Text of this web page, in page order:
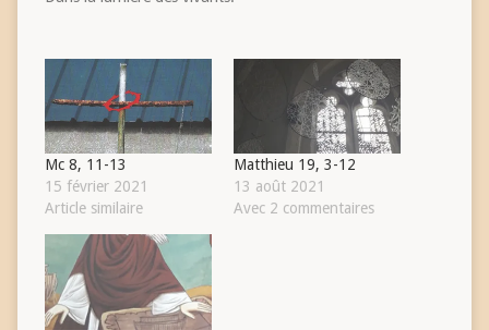
Mc 8, 11-13
15 février 2021
Article similaire
Matthieu 19, 3-12
13 août 2021
Avec 2 commentaires